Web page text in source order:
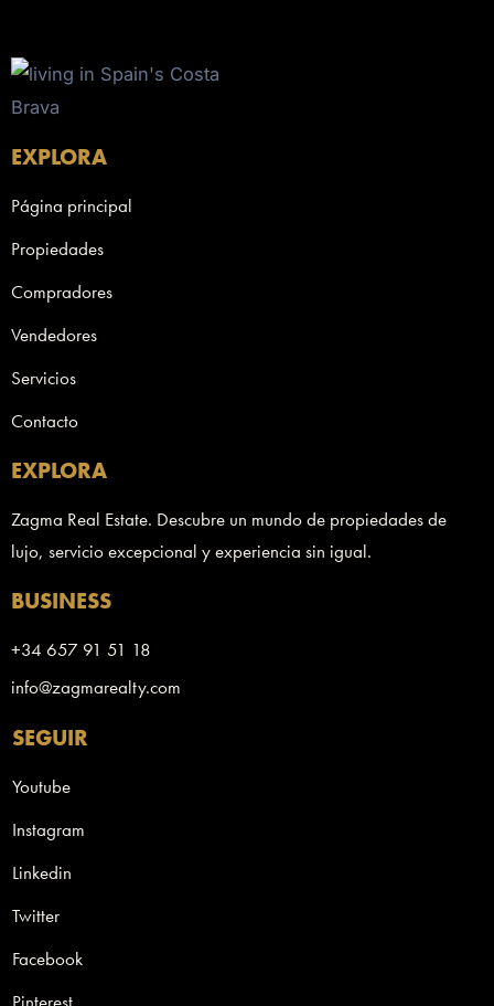
EXPLORA
Página principal
Propiedades
Compradores
Vendedores
Servicios
Contacto
EXPLORA
Zagma Real Estate. Descubre un mundo de propiedades de
lujo, servicio excepcional y experiencia sin igual.
BUSINESS
+34 657 91 51 18
info@zagmarealty.com
SEGUIR
Youtube
Instagram
Linkedin
Twitter
Facebook